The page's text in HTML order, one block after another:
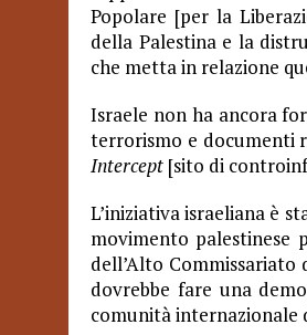
Popolare [per la
della Palestina e la
che metta in relazione
Israele non ha ancora
terrorismo e documenti
Intercept [sito di
L’iniziativa israeliana è
movimento
dell’Alto
dovrebbe fare una
comunità internazionale